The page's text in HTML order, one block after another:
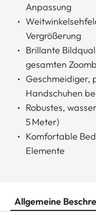
Anpassung
Vergrößerung
Brillante
gesamten
Geschmeidiger,
Handschuhen
Robustes,
5 Meter)
Komfortable
Elemente
Allgemeine